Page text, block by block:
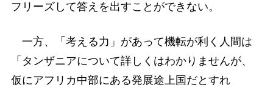
フリーズして答えを出すことができない。
一方、「考える力」があって機転が利く人間は
「タンザニアについて詳しくはわかりませんが、
仮にアフリカ中部にある発展途上国だとすれ